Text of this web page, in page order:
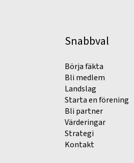
Snabbval
Börja fäkta
Bli medlem
Landslag
Starta en förening
Bli partner
Värderingar
Strategi
Kontakt